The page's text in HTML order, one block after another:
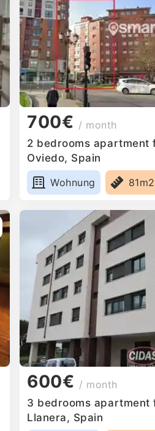
700€ / month
2 bedrooms apartment
Oviedo, Spain
Wohnung
81m2
600€ / month
3 bedrooms apartment
Llanera, Spain